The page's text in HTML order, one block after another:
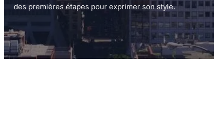
des premières étapes pour exprimer son style.